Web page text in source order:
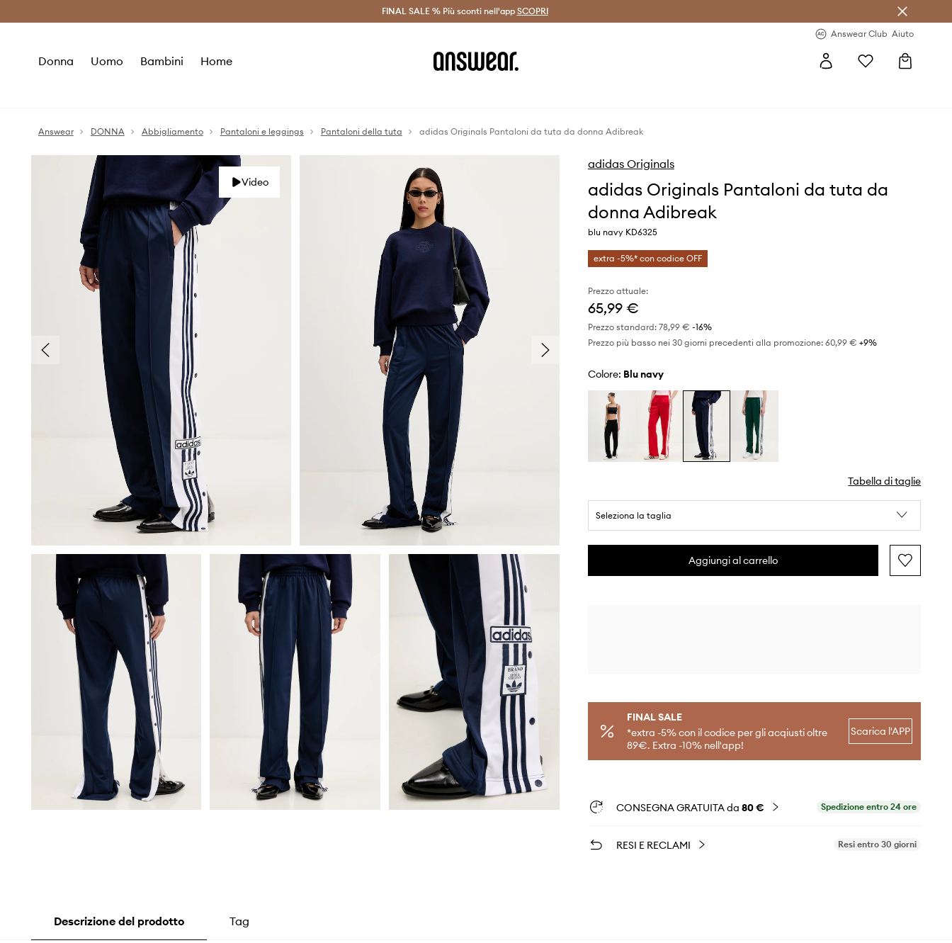
Risparmia con Answear Club > Spedizione entro 24 ore >
FINAL SALE % Più sconti nell'app SCOPRI
Answear Club Aiuto
Donna Uomo Bambini Home
Answear DONNA Abbigliamento Pantaloni e leggings Pantaloni della tuta adidas Originals Pantaloni da tuta da donna Adibreak
Video
adidas Originals
adidas Originals Pantaloni da tuta da
donna Adibreak
blu navy KD6325
extra -5%* con codice OFF
Prezzo attuale:
65,99 €
Prezzo standard: 78,99 € -16%
Prezzo più basso nei 30 giorni precedenti alla promozione: 60,99 € +9%
Colore: blu navy
Tabella di taglie
Seleziona la taglia
Aggiungi al carrello
FINAL SALE
*extra -5% con il codice per gli acqiusti oltre
89€. Extra -10% nell'app!
Scarica l'APP
CONSEGNA GRATUITA da 80 € Spedizione entro 24 ore
RESI E RECLAMI Resi entro 30 giorni
Descrizione del prodotto Tag